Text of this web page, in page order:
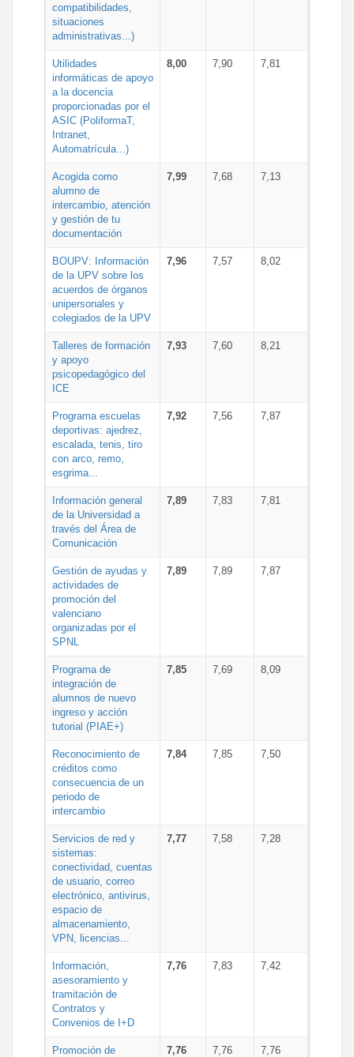
compatibilidades,
situaciones
administrativas...)
Utilidades
informáticas de apoyo
a la docencia
proporcionadas por el
ASIC (PoliformaT,
Intranet,
Automatrícula...)
8,00 7,90 7,81
Acogida como
alumno de
intercambio, atención
y gestión de tu
documentación
7,99 7,68 7,13
BOUPV: Información
de la UPV sobre los
acuerdos de órganos
unipersonales y
colegiados de la UPV
7,96 7,57 8,02
Talleres de formación
y apoyo
psicopedagógico del
ICE
7,93 7,60 8,21
Programa escuelas
deportivas: ajedrez,
escalada, tenis, tiro
con arco, remo,
esgrima...
7,92 7,56 7,87
Información general
de la Universidad a
través del Área de
Comunicación
7,89 7,83 7,81
Gestión de ayudas y
actividades de
promoción del
valenciano
organizadas por el
SPNL
7,89 7,89 7,87
Programa de
integración de
alumnos de nuevo
ingreso y acción
tutorial (PIAE+)
7,85 7,69 8,09
Reconocimiento de
créditos como
consecuencia de un
periodo de
intercambio
7,84 7,85 7,50
Servicios de red y
sistemas:
conectividad, cuentas
de usuario, correo
electrónico, antivirus,
espacio de
almacenamiento,
VPN, licencias...
7,77 7,58 7,28
Información,
asesoramiento y
tramitación de
Contratos y
Convenios de I+D
7,76 7,83 7,42
Promoción de
7,76 7,76 7,76